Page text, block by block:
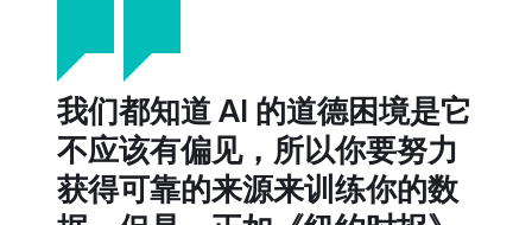
我们都知道 AI 的道德困境是它
不应该有偏见，所以你要努力
获得可靠的来源来训练你的数